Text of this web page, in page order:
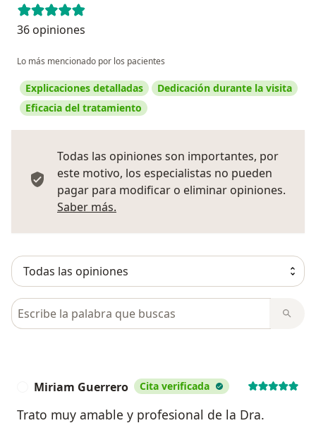
36 opiniones
Lo más mencionado por los pacientes
Explicaciones detalladas
Dedicación durante la visita
Eficacia del tratamiento
Todas las opiniones son importantes, por
este motivo, los especialistas no pueden
pagar para modificar o eliminar opiniones.
Saber más.
Busca en opiniones
Miriam Guerrero Cita verificada
Trato muy amable y profesional de la Dra.